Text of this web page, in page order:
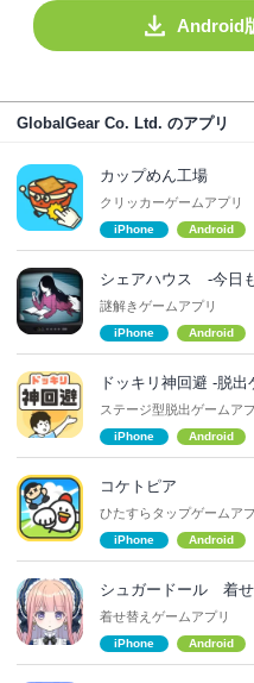
Android
GlobalGear Co. Ltd. のアプリ
カップめん工場
クリッカーゲームアプリ
iPhone Android
シェアハウス -今日
謎解きゲームアプリ
iPhone Android
ドッキリ神回避 -脱出
ステージ型脱出ゲームア
iPhone Android
コケトピア
ひたすらタップゲームア
iPhone Android
シュガードール 着
着せ替えゲームアプリ
iPhone Android